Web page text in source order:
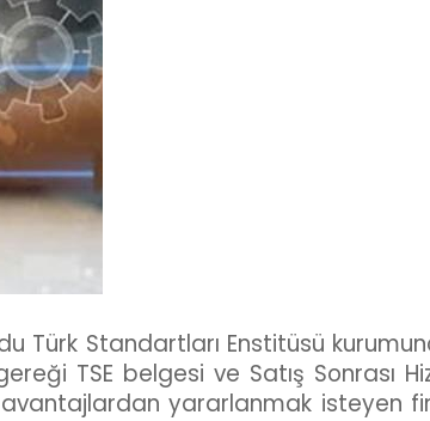
Türk Standartları Enstitüsü
TSE belgesi ve Satış Sonrası
yararlanmak isteyen